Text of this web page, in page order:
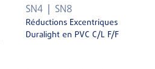
SN4 SN8
Réductions Excentriques
Duralight en PVC C/L F/F